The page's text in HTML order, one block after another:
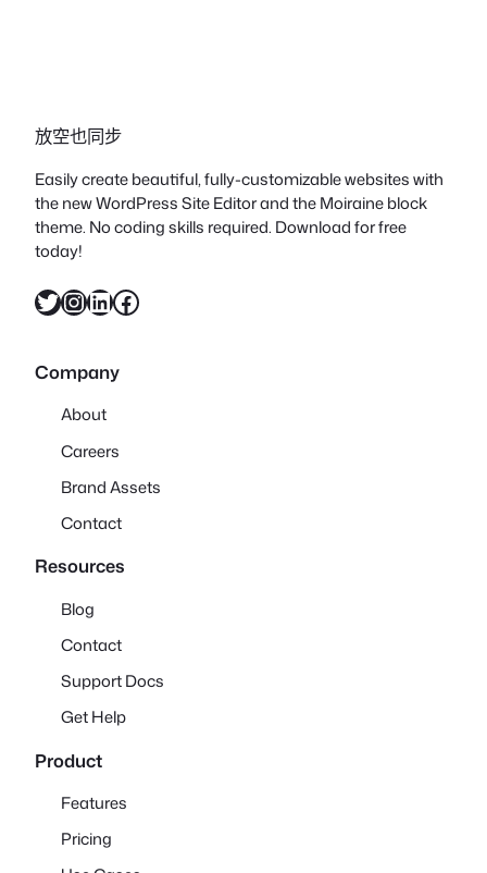
放空也同步
Easily create beautiful, fully-customizable websites with
the new WordPress Site Editor and the Moiraine block
theme. No coding skills required. Download for free
today!
X InstagramLinkedIn Facebook
Company
About
Careers
Brand Assets
Contact
Resources
Blog
Contact
Support Docs
Get Help
Product
Features
Pricing